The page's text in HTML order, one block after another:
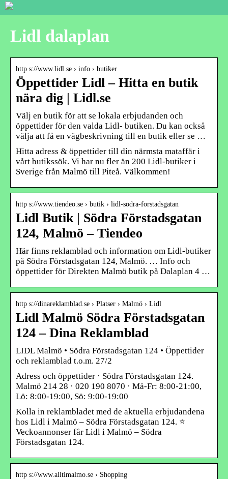
Lidl dalaplan
http s://www.lidl.se › info › butiker
Öppettider Lidl – Hitta en butik
nära dig | Lidl.se
Välj en butik för att se lokala erbjudanden och
öppettider för den valda Lidl- butiken. Du kan också
välja att få en vägbeskrivning till en butik eller se …
Hitta adress & öppettider till din närmsta mataffär i
vårt butikssök. Vi har nu fler än 200 Lidl-butiker i
Sverige från Malmö till Piteå. Välkommen!
http s://www.tiendeo.se › butik › lidl-sodra-forstadsgatan
Lidl Butik | Södra Förstadsgatan
124, Malmö – Tiendeo
Här finns reklamblad och information om Lidl-butiker
på Södra Förstadsgatan 124, Malmö. … Info och
öppettider för Direkten Malmö butik på Dalaplan 4 …
http s://dinareklamblad.se › Platser › Malmö › Lidl
Lidl Malmö Södra Förstadsgatan
124 – Dina Reklamblad
LIDL Malmö • Södra Förstadsgatan 124 • Öppettider
och reklamblad t.o.m. 27/2
Adress och öppettider · Södra Förstadsgatan 124.
Malmö 214 28 · 020 190 8070 · Må-Fr: 8:00-21:00,
Lö: 8:00-19:00, Sö: 9:00-19:00
Kolla in reklambladet med de aktuella erbjudandena
hos Lidl i Malmö – Södra Förstadsgatan 124. ⭐
Veckoannonser får Lidl i Malmö – Södra
Förstadsgatan 124.
http s://www.alltimalmo.se › Shopping